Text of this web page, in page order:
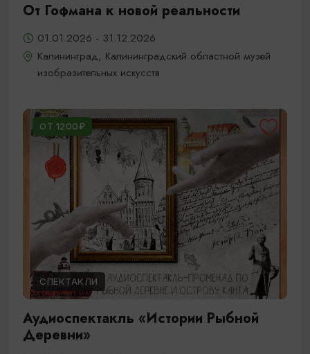
От Гофмана к новой реальности
01.01.2026 - 31.12.2026
Калининград, Калининградский областной музей
изобразительных искусств
ОТ 1200₽
СПЕКТАКЛИ
Аудиоспектакль «Истории Рыбной
Деревни»